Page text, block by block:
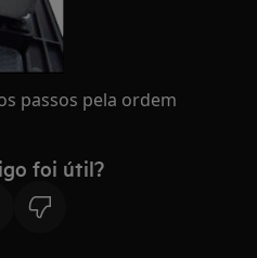
passos pela ordem
foi útil?